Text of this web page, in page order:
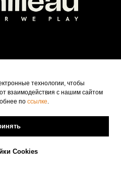
технологии, чтобы
взаимодействия с нашим сайтом
по ссылке.
Cookies
| Сервис
Cornilleau в России
500 5046